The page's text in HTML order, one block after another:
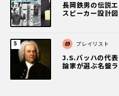
長岡鉄男の伝説
スピーカー設計
プレイリスト
J.S.バッハの代
論家が選ぶ名盤